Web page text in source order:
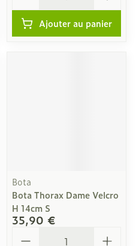
Ajouter au panier
Bota
Bota Thorax Dame Velcro
H 14cm S
35,90 €